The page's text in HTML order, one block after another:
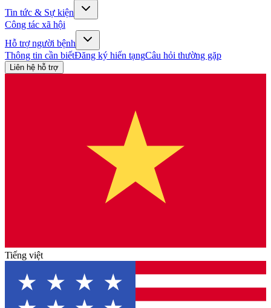
Tin tức & Sự kiện
Công tác xã hội
Hỗ trợ người bệnh
Thông tin cần biếtĐăng ký hiến tạngCâu hỏi thường gặp
Liên hệ hỗ trợ
Tiếng việt